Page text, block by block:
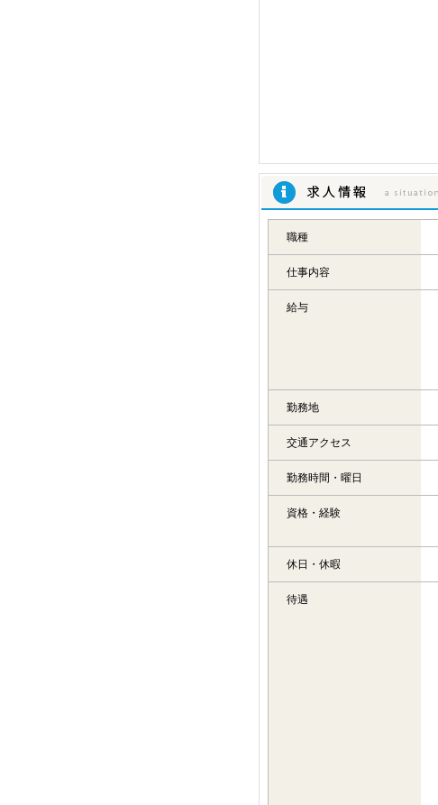
職種
仕事内容
給与
勤務地
交通アクセス
勤務時間・曜日
資格・経験
休日・休暇
待遇